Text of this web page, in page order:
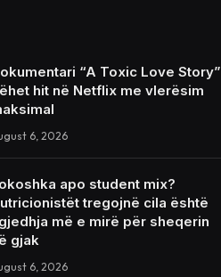
“A Toxic Love Story”
hit në Netflix me vlerësim
6, 2026
apo student mix?
tregojnë cila është
më e mirë për sheqerin
gjak
6, 2026